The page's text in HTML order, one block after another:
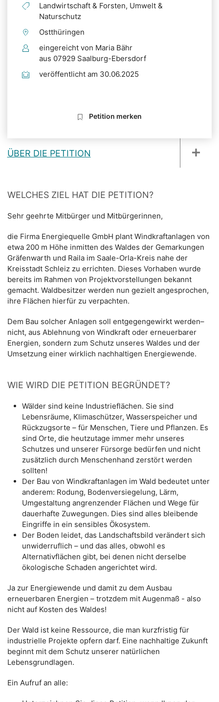
Landwirtschaft & Forsten, Umwelt &
Naturschutz
Ostthüringen
eingereicht von Maria Bähr
aus 07929 Saalburg-Ebersdorf
veröffentlicht am 30.06.2025
Petition merken
ÜBER DIE PETITION
WELCHES ZIEL HAT DIE PETITION?
Sehr geehrte Mitbürger und Mitbürgerinnen,
die Firma Energiequelle GmbH plant Windkraftanlagen von
etwa 200 m Höhe inmitten des Waldes der Gemarkungen
Gräfenwarth und Raila im Saale-Orla-Kreis nahe der
Kreisstadt Schleiz zu errichten. Dieses Vorhaben wurde
bereits im Rahmen von Projektvorstellungen bekannt
gemacht. Waldbesitzer werden nun gezielt angesprochen,
ihre Flächen hierfür zu verpachten.
Dem Bau solcher Anlagen soll entgegengewirkt werden–
nicht, aus Ablehnung von Windkraft oder erneuerbarer
Energien, sondern zum Schutz unseres Waldes und der
Umsetzung einer wirklich nachhaltigen Energiewende.
WIE WIRD DIE PETITION BEGRÜNDET?
Wälder sind keine Industrieflächen. Sie sind
Lebensräume, Klimaschützer, Wasserspeicher und
Rückzugsorte – für Menschen, Tiere und Pflanzen. Es
sind Orte, die heutzutage immer mehr unseres
Schutzes und unserer Fürsorge bedürfen und nicht
zusätzlich durch Menschenhand zerstört werden
sollten!
Der Bau von Windkraftanlagen im Wald bedeutet unter
anderem: Rodung, Bodenversiegelung, Lärm,
Umgestaltung angrenzender Flächen und Wege für
dauerhafte Zuwegungen. Dies sind alles bleibende
Eingriffe in ein sensibles Ökosystem.
Der Boden leidet, das Landschaftsbild verändert sich
unwiderruflich – und das alles, obwohl es
Alternativflächen gibt, bei denen nicht derselbe
ökologische Schaden angerichtet wird.
Ja zur Energiewende und damit zu dem Ausbau
erneuerbaren Energien – trotzdem mit Augenmaß - also
nicht auf Kosten des Waldes!
Der Wald ist keine Ressource, die man kurzfristig für
industrielle Projekte opfern darf. Eine nachhaltige Zukunft
beginnt mit dem Schutz unserer natürlichen
Lebensgrundlagen.
Ein Aufruf an alle: